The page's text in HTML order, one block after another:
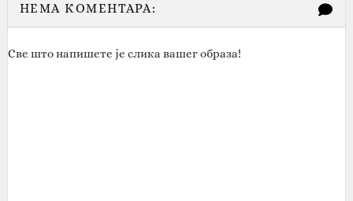
НЕМА КОМЕНТАРА:
Све што напишете је слика вашег образа!